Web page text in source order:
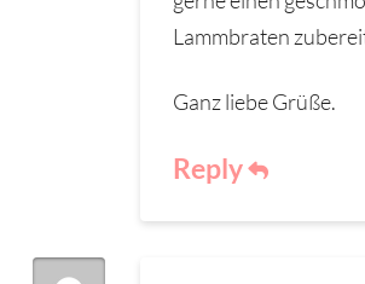
Lammbraten
Ganz liebe Grüße.
Reply